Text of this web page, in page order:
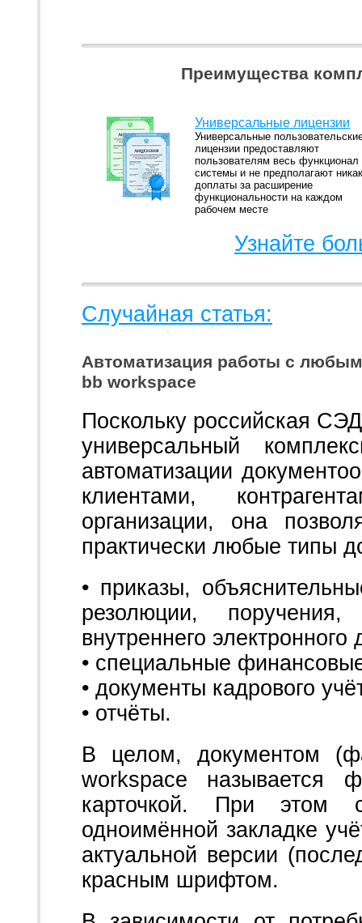
Преимущества
Универсальные лицензии
Универсальные
лицензии предоставляют
пользователям весь функционал
системы и не предполагают
доплаты за расширение
функциональности на каждом
рабочем месте
Узнайте
Случайная статья:
Автоматизация работы с
bb workspace
Поскольку российская
универсальный
автоматизации
клиентами,
организации, она
практически любые типы
• приказы,
резолюции,
внутреннего
• специальные
• документы кадрового
• отчёты.
В целом, документом
workspace называется
карточкой. При этом
одноимённой закладке
актуальной версии
красным шрифтом.